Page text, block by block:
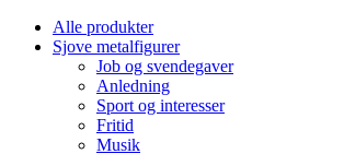
Alle produkter
Sjove metalfigurer
Job og svendegaver
Anledning
Sport og interesser
Fritid
Musik